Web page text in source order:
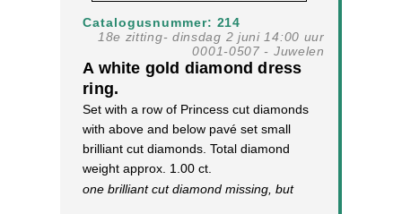
Catalogusnummer: 214
18e zitting- dinsdag 2 juni 14:00 uur
0001-0507 - Juwelen
A white gold diamond dress
ring.
Set with a row of Princess cut diamonds
with above and below pavé set small
brilliant cut diamonds. Total diamond
weight approx. 1.00 ct.
one brilliant cut diamond missing, but